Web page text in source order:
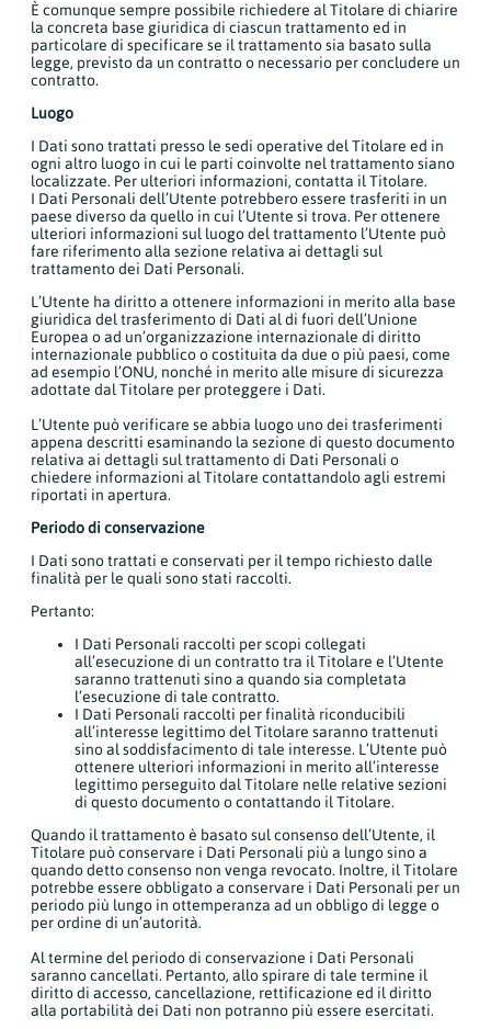
È comunque sempre possibile richiedere al Titolare di chiarire
la concreta base giuridica di ciascun trattamento ed in
particolare di specificare se il trattamento sia basato sulla
legge, previsto da un contratto o necessario per concludere un
contratto.
Luogo
I Dati sono trattati presso le sedi operative del Titolare ed in
ogni altro luogo in cui le parti coinvolte nel trattamento siano
localizzate. Per ulteriori informazioni, contatta il Titolare.
I Dati Personali dell’Utente potrebbero essere trasferiti in un
paese diverso da quello in cui l’Utente si trova. Per ottenere
ulteriori informazioni sul luogo del trattamento l’Utente può
fare riferimento alla sezione relativa ai dettagli sul
trattamento dei Dati Personali.
L’Utente ha diritto a ottenere informazioni in merito alla base
giuridica del trasferimento di Dati al di fuori dell’Unione
Europea o ad un’organizzazione internazionale di diritto
internazionale pubblico o costituita da due o più paesi, come
ad esempio l’ONU, nonché in merito alle misure di sicurezza
adottate dal Titolare per proteggere i Dati.
L’Utente può verificare se abbia luogo uno dei trasferimenti
appena descritti esaminando la sezione di questo documento
relativa ai dettagli sul trattamento di Dati Personali o
chiedere informazioni al Titolare contattandolo agli estremi
riportati in apertura.
Periodo di conservazione
I Dati sono trattati e conservati per il tempo richiesto dalle
finalità per le quali sono stati raccolti.
Pertanto:
I Dati Personali raccolti per scopi collegati
all’esecuzione di un contratto tra il Titolare e l’Utente
saranno trattenuti sino a quando sia completata
l’esecuzione di tale contratto.
I Dati Personali raccolti per finalità riconducibili
all’interesse legittimo del Titolare saranno trattenuti
sino al soddisfacimento di tale interesse. L’Utente può
ottenere ulteriori informazioni in merito all’interesse
legittimo perseguito dal Titolare nelle relative sezioni
di questo documento o contattando il Titolare.
Quando il trattamento è basato sul consenso dell’Utente, il
Titolare può conservare i Dati Personali più a lungo sino a
quando detto consenso non venga revocato. Inoltre, il Titolare
potrebbe essere obbligato a conservare i Dati Personali per un
periodo più lungo in ottemperanza ad un obbligo di legge o
per ordine di un’autorità.
Al termine del periodo di conservazione i Dati Personali
saranno cancellati. Pertanto, allo spirare di tale termine il
diritto di accesso, cancellazione, rettificazione ed il diritto
alla portabilità dei Dati non potranno più essere esercitati.